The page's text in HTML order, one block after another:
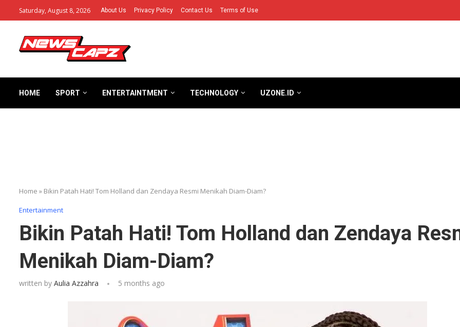
Saturday, August 8, 2026 About Us Privacy Policy Contact Us Terms of Use
HOME SPORT ENTERTAINTMENT TECHNOLOGY UZONE.ID
Home » Bikin Patah Hati! Tom Holland dan Zendaya Resmi Menikah Diam-Diam?
Entertainment
Bikin Patah Hati! Tom Holland dan Zendaya
Menikah Diam-Diam?
written by Aulia Azzahra 5 months ago